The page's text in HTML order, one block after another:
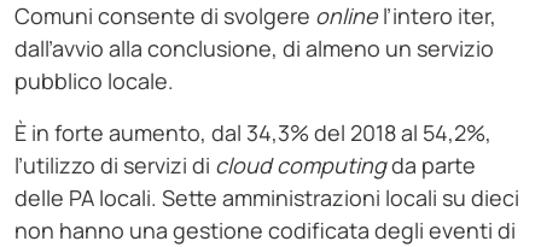
Comuni consente di svolgere onlinel’intero iter,
dall’avvio alla conclusione, di almeno un servizio
pubblico locale.
È in forte aumento, dal 34,3% del 2018 al 54,2%,
l’utilizzo di servizi di cloud computingda parte
delle PA locali. Sette amministrazioni locali su dieci
non hanno una gestione codificata degli eventi di